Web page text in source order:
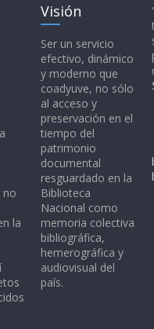
no
la
Visión
Ser un servicio
efectivo, dinámico
y moderno que
coadyuve, no sólo
al acceso y
preservación en el
tiempo del
patrimonio
documental
resguardado en la
Biblioteca
Nacional como
memoria colectiva
bibliográfica,
hemerográfica y
audiovisual del
país.